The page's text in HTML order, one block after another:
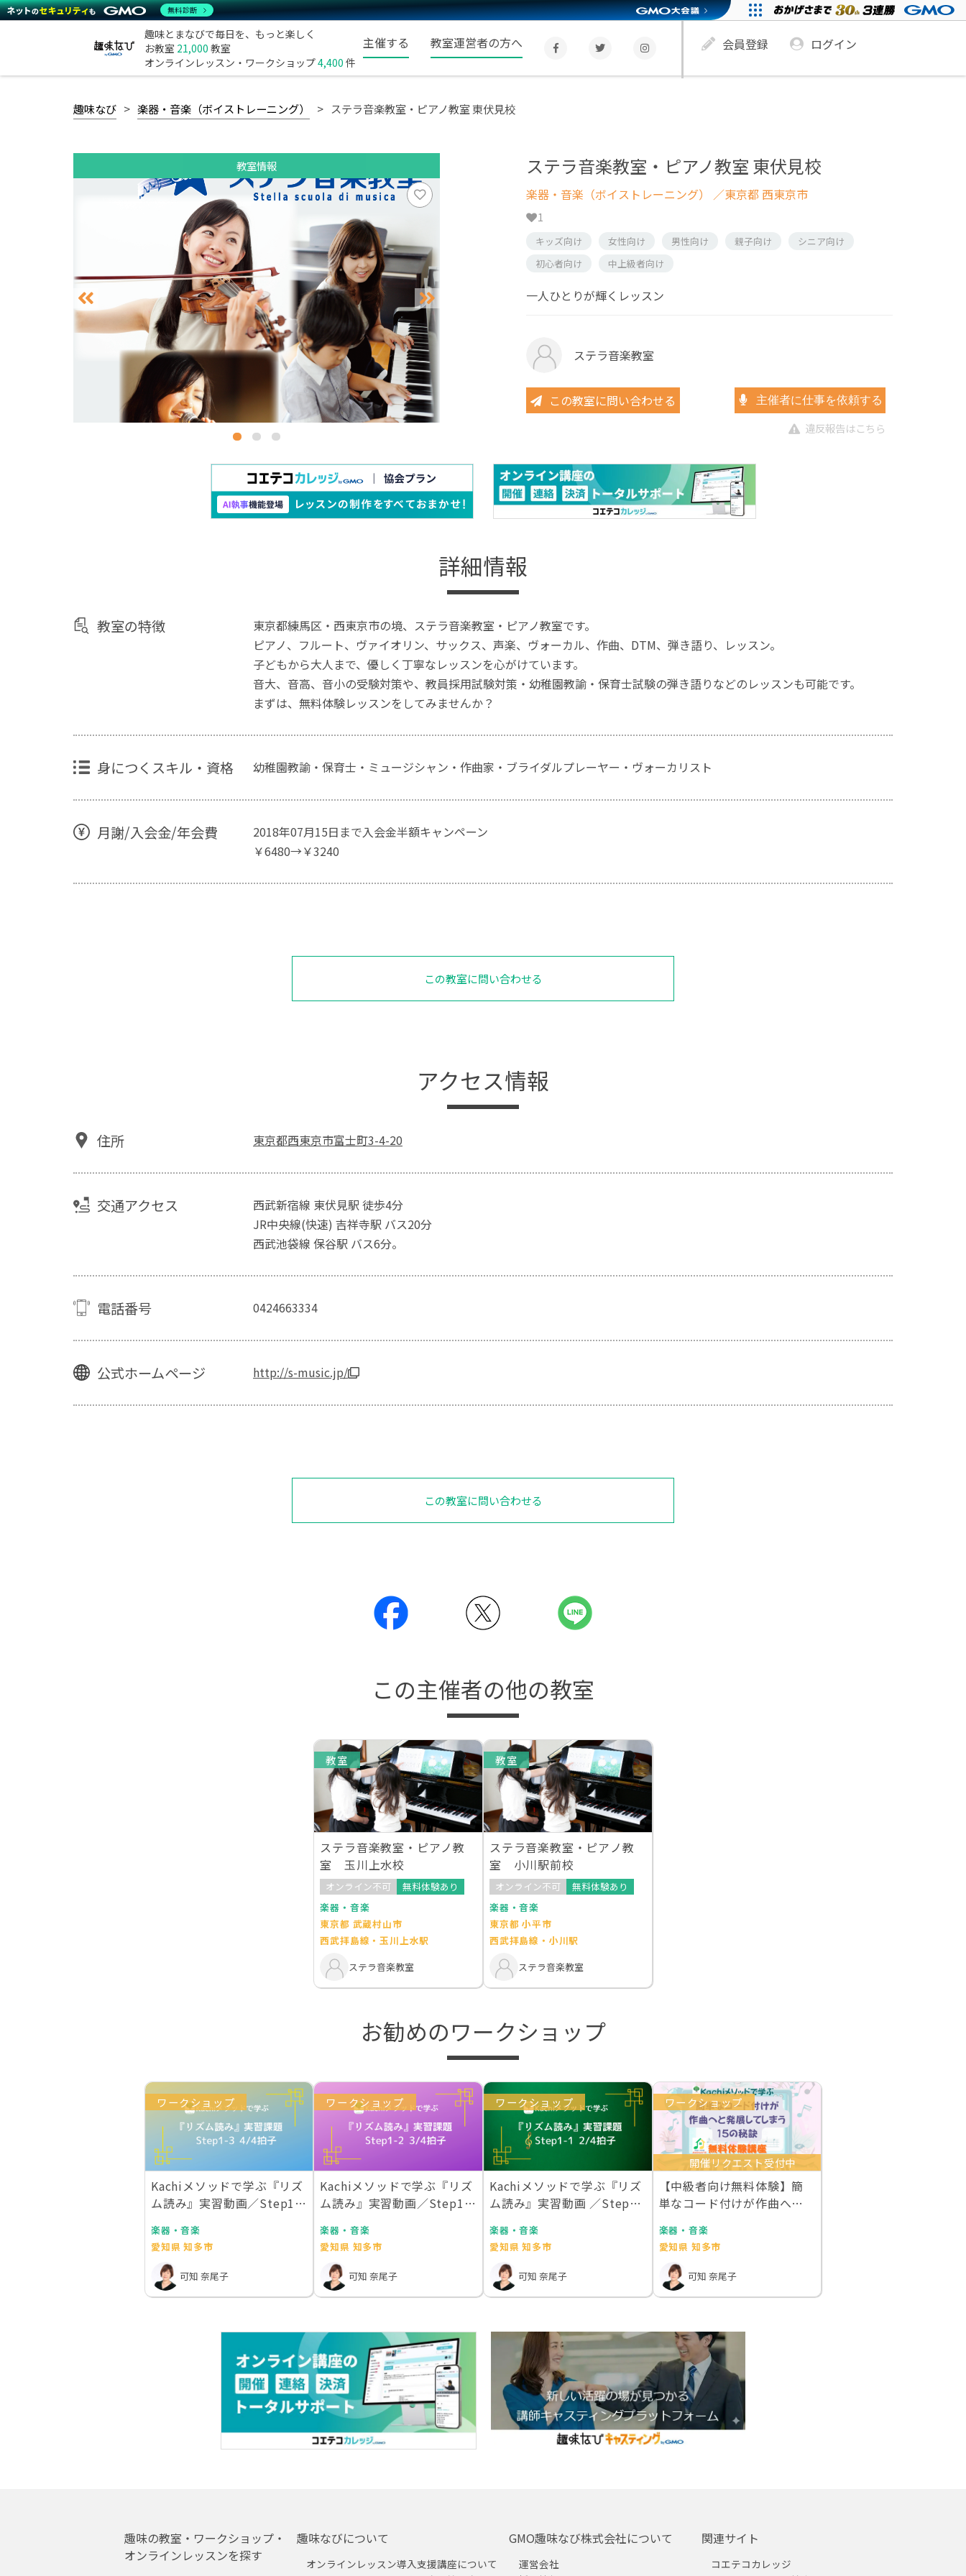
趣味とまなびで毎日を、もっと楽しく
お教室 21,000 教室
オンラインレッスン・ワークショップ4,400 件
主催する 教室運営者の方へ 会員登録 ログイン
趣味なび 楽器・音楽（ボイストレーニング） ステラ音楽教室・ピアノ教室 東伏見校
教室情報 ステラ音楽教室・ピアノ教室 東伏見校
楽器・音楽（ボイストレーニング） ／東京都 西東京市
1
キッズ向け 女性向け 男性向け 親子向け
シニア向け
初心者向け
中上級者向け
一人ひとりが輝くレッスン
ステラ音楽教室
この教室に問い合わせる 主催者に仕事を依頼する
違反報告はこちら
詳細情報
教室の特徴
東京都練馬区・西東京市の境、ステラ音楽教室・ピアノ教室です。
ピアノ、フルート、ヴァイオリン、サックス、声楽、ヴォーカル、作曲、DTM、弾き語り、レッスン。
子どもから大人まで、優しく丁寧なレッスンを心がけています。
音大、音高、音小の受験対策や、教員採用試験対策・幼稚園教諭・保育士試験の弾き語りなどのレッスンも可能です。
まずは、無料体験レッスンをしてみませんか？
身につくスキル・資格 幼稚園教諭・保育士・ミュージシャン・作曲家・ブライダルプレーヤー・ヴォーカリスト
月謝/入会金/年会費
2018年07月15日まで入会金半額キャンペーン
￥6480→￥3240
この教室に問い合わせる
アクセス情報
住所 東京都西東京市富士町3-4-20
交通アクセス
西武新宿線 東伏見駅 徒歩4分
JR中央線(快速) 吉祥寺駅 バス20分
西武池袋線 保谷駅 バス6分。
電話番号 0424663334
公式ホームページ http://s-music.jp/
この教室に問い合わせる
この主催者の他の教室
教室
ステラ音楽教室・ピアノ教
室 玉川上水校
オンライン不可
無料体験あり
楽器・音楽
東京都 武蔵村山市
西武拝島線・玉川上水駅
ステラ音楽教室
教室
ステラ音楽教室・ピアノ教
室 小川駅前校
オンライン不可
無料体験あり
楽器・音楽
東京都 小平市
西武拝島線・小川駅
ステラ音楽教室
お勧めのワークショップ
ワークショップ
Kachiメソッドで学ぶ『リズ
ム読み』実習動画／Step1-3
楽器・音楽
愛知県 知多市
可知 奈尾子
ワークショップ
Kachiメソッドで学ぶ『リズ
ム読み』実習動画／Step1-2
楽器・音楽
愛知県 知多市
可知 奈尾子
ワークショップ
Kachiメソッドで学ぶ『リズ
ム読み』実習動画 ／Step1-
楽器・音楽
愛知県 知多市
可知 奈尾子
ワークショップ
開催リクエスト受付中
【中級者向け無料体験】簡
単なコード付けが作曲へと
楽器・音楽
愛知県 知多市
可知 奈尾子
趣味の教室・ワークショップ・
オンラインレッスンを探す
趣味なびについて
オンラインレッスン導入支援講座について
GMO趣味なび株式会社について
運営会社
関連サイト
コエテコカレッジ
無料診断